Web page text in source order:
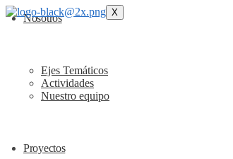
Nosotros
Ejes Temáticos
Actividades
Nuestro equipo
Proyectos
X